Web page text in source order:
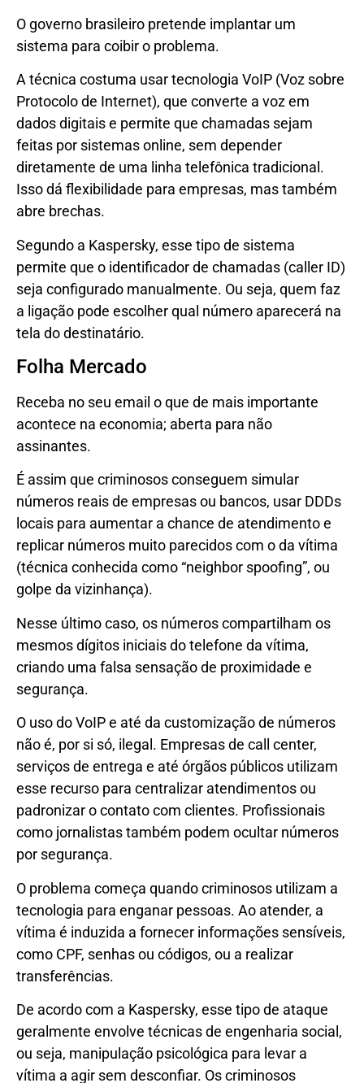
O governo brasileiro pretende implantar um
sistema para coibir o problema.
A técnica costuma usar tecnologia VoIP (Voz sobre
Protocolo de Internet), que converte a voz em
dados digitais e permite que chamadas sejam
feitas por sistemas online, sem depender
diretamente de uma linha telefônica tradicional.
Isso dá flexibilidade para empresas, mas também
abre brechas.
Segundo a Kaspersky, esse tipo de sistema
permite que o identificador de chamadas (caller ID)
seja configurado manualmente. Ou seja, quem faz
a ligação pode escolher qual número aparecerá na
tela do destinatário.
Folha Mercado
Receba no seu email o que de mais importante
acontece na economia; aberta para não
assinantes.
É assim que criminosos conseguem simular
números reais de empresas ou bancos, usar DDDs
locais para aumentar a chance de atendimento e
replicar números muito parecidos com o da vítima
(técnica conhecida como “neighbor spoofing”, ou
golpe da vizinhança).
Nesse último caso, os números compartilham os
mesmos dígitos iniciais do telefone da vítima,
criando uma falsa sensação de proximidade e
segurança.
O uso do VoIP e até da customização de números
não é, por si só, ilegal. Empresas de call center,
serviços de entrega e até órgãos públicos utilizam
esse recurso para centralizar atendimentos ou
padronizar o contato com clientes. Profissionais
como jornalistas também podem ocultar números
por segurança.
O problema começa quando criminosos utilizam a
tecnologia para enganar pessoas. Ao atender, a
vítima é induzida a fornecer informações sensíveis,
como CPF, senhas ou códigos, ou a realizar
transferências.
De acordo com a Kaspersky, esse tipo de ataque
geralmente envolve técnicas de engenharia social,
ou seja, manipulação psicológica para levar a
vítima a agir sem desconfiar. Os criminosos